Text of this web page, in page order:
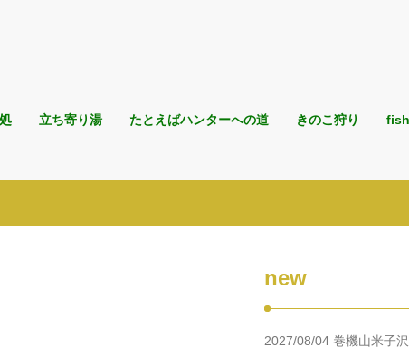
立ち寄り湯 たとえばハンターへの道 きのこ狩り
new
2027/08/04 巻機山米子沢